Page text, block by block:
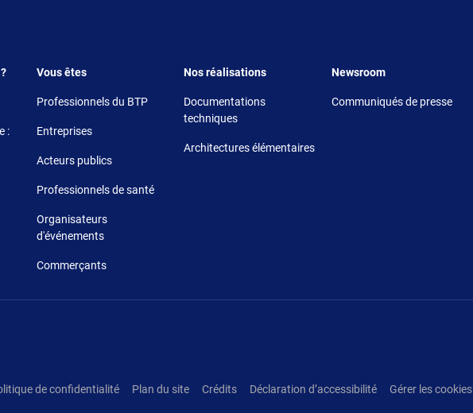
:
Footer 3
Vous êtes
Professionnels du BTP
Entreprises
Acteurs publics
Professionnels de santé
Organisateurs
d'événements
Commerçants
Footer 4
Nos réalisations
Documentations
techniques
Architectures élémentaires
Footer 5
Newsroom
Communiqués de presse
de confidentialité Plan du site Crédits Déclaration d’accessibilité Gérer les cookies